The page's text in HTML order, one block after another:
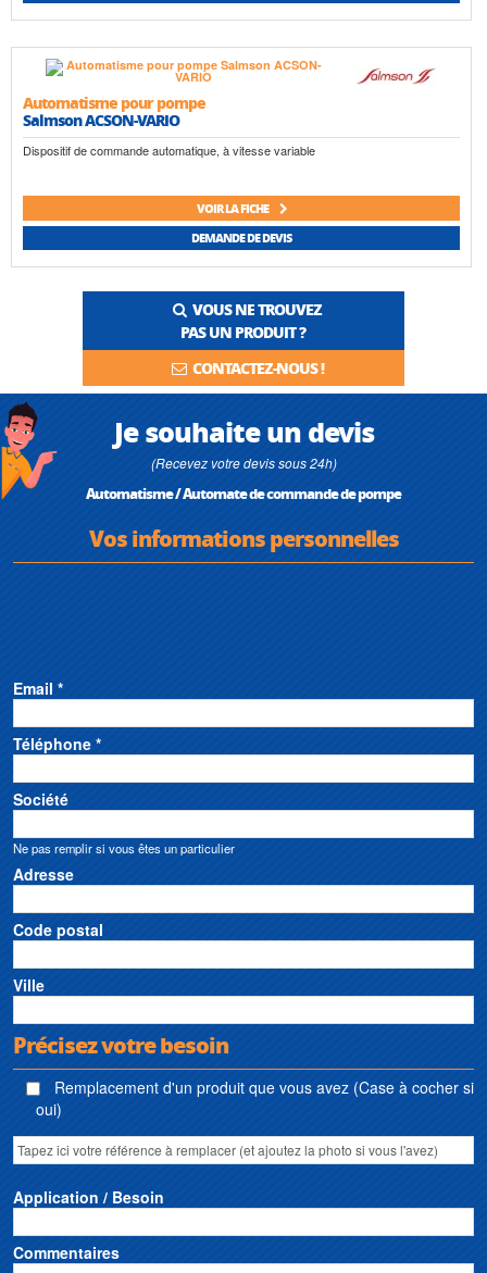
Automatisme pour pompe
Salmson ACSON-VARIO
Dispositif de commande automatique, à vitesse variable
VOIR LA FICHE
DEMANDE DE DEVIS
VOUS NE TROUVEZ
PAS UN PRODUIT ?
CONTACTEZ-NOUS !
Je souhaite un devis
(Recevez votre devis sous 24h)
Automatisme / Automate de commande de pompe
Vos informations personnelles
Email *
Téléphone *
Société
Ne pas remplir si vous êtes un particulier
Adresse
Code postal
Ville
Précisez votre besoin
Remplacement d'un produit que vous avez (Case à cocher si
oui)
Application / Besoin
Commentaires